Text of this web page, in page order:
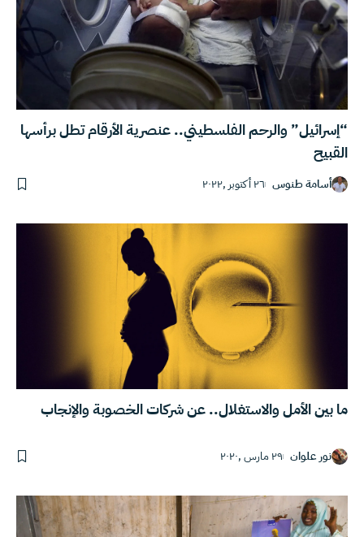
“إسرائيل” والرحم الفلسطيني.. عنصرية الأرقام تطل برأسها
القبيح
أسامة طنوس ٢٦ أكتوبر ,٢٠٢٢
ما بين الأمل والاستغلال.. عن شركات الخصوبة والإنجاب
نور علوان ٢٩ مارس ,٢٠٢٠